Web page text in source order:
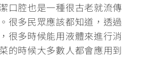
口腔也是一種很古老就流傳
很多民眾應該都知道，透過
很多時候能用液體來進行消
的時候大多數人都會應用到